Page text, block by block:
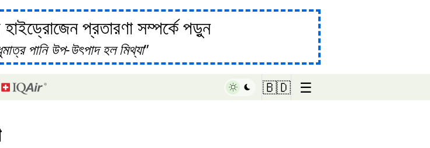
প্রতারণা সম্পর্কে পড়ুন
পানি উপ-উৎপাদ হল মিথ্যা
🇧🇩 ☰